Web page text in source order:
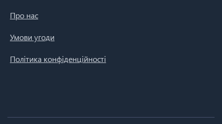
Про нас
Умови угоди
Політика конфіденційності